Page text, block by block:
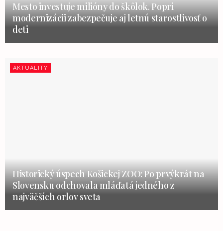
Mesto investuje milióny do škôlok. Popri
modernizácii zabezpečuje aj letnú starostlivosť o
deti
AKTUALITY
Historický úspech Košickej ZOO: Po prvýkrát na
Slovensku odchovala mláďatá jedného z
najväčších orlov sveta